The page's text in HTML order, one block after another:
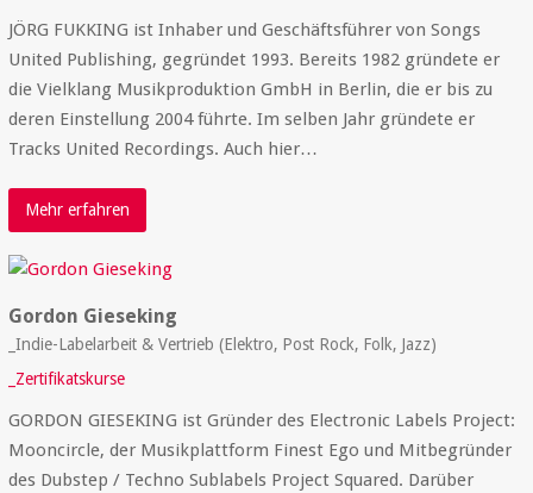
JÖRG FUKKING ist Inhaber und Geschäftsführer von Songs
United Publishing, gegründet 1993. Bereits 1982 gründete er
die Vielklang Musikproduktion GmbH in Berlin, die er bis zu
deren Einstellung 2004 führte. Im selben Jahr gründete er
Tracks United Recordings. Auch hier…
Mehr erfahren
Gordon Gieseking
_Indie-Labelarbeit & Vertrieb (Elektro, Post Rock, Folk, Jazz)
_Zertifikatskurse
GORDON GIESEKING ist Gründer des Electronic Labels Project:
Mooncircle, der Musikplattform Finest Ego und Mitbegründer
des Dubstep / Techno Sublabels Project Squared. Darüber